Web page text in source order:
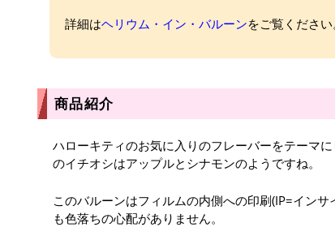
詳細はヘリウム・イン・バルーンをご覧ください
商品紹介
ハローキティのお気に入りのフレーバーをテーマ
のイチオシはアップルとシナモンのようですね。
このバルーンはフィルムの内側への印刷(IP=イン
も色落ちの心配がありません。